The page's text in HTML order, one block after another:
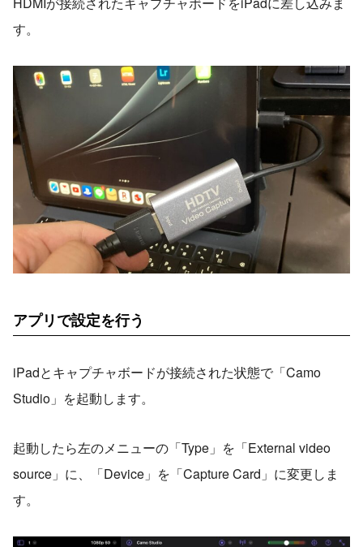
す。
アプリで設定を行う
iPadとキャプチャボードが接続された状態で「Camo
Studio」を起動します。
起動したら左のメニューの「Type」を「External video
source」に、「Device」を「Capture Card」に変更しま
す。